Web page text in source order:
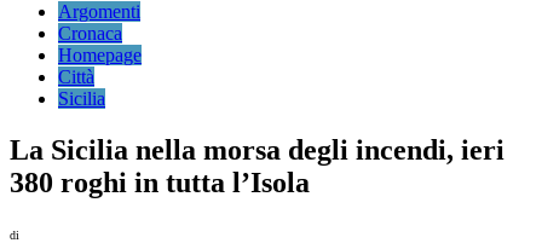
Argomenti
Cronaca
Homepage
Città
Sicilia
La Sicilia nella morsa degli incendi, ieri
380 roghi in tutta l’Isola
di